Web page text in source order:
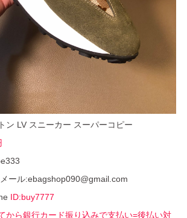
ン LV スニーカー スーパーコピー
ール:ebagshop090@gmail.com
ID:buy7777
から銀行カード振り込みで支払い=後払い対